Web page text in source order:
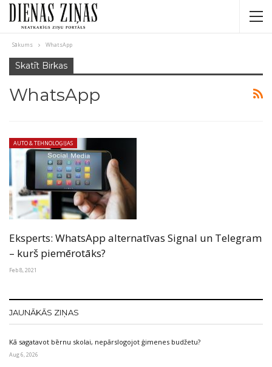
Sākums WhatsApp
Skatīt Birkas
WhatsApp
AUTO & TEHNOLOĢIJAS
Eksperts: WhatsApp alternatīvas Signal un Telegram
– kurš piemērotāks?
Feb 8, 2021
JAUNĀKĀS ZIŅAS
Kā sagatavot bērnu skolai, nepārslogojot ģimenes budžetu?
Aug 6, 2026